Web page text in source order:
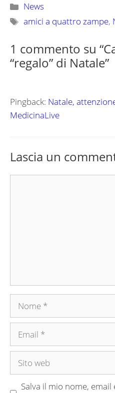
Categorie
News
Tag
amici a quattro zampe,
1 commento su
“regalo” di Natale”
Pingback: Natale,
MedicinaLive
Lascia un
Nome
Email
Sito
Salva il mio nome,